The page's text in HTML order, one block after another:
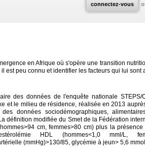
connectez-vous
en Afrique où s'opère une transition
est peu connu et identifier les facteurs qui lui sont
des données de l'enquête nationale STEPS/
et le milieu de résidence, réalisée en 2013
données sociodémographiques,
définition modifiée du Smet de la Fédération
cm, femmes>80 cm) plus la
HDL (hommes<1,0 mml/L,
(mmHg)>130/85, glycémie à jeun> 5,6